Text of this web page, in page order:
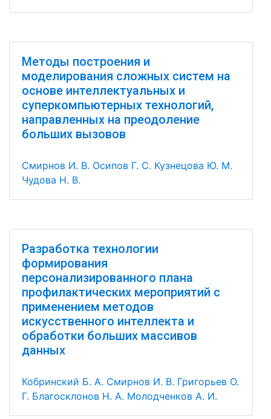
Методы построения и
моделирования сложных систем на
основе интеллектуальных и
суперкомпьютерных технологий,
направленных на преодоление
больших вызовов
Смирнов И. В. Осипов Г. С. Кузнецова Ю. М.
Чудова Н. В.
Разработка технологии
формирования
персонализированного плана
профилактических мероприятий с
применением методов
искусственного интеллекта и
обработки больших массивов
данных
Кобринский Б. А. Смирнов И. В. Григорьев О.
Г. Благосклонов Н. А. Молодченков А. И.